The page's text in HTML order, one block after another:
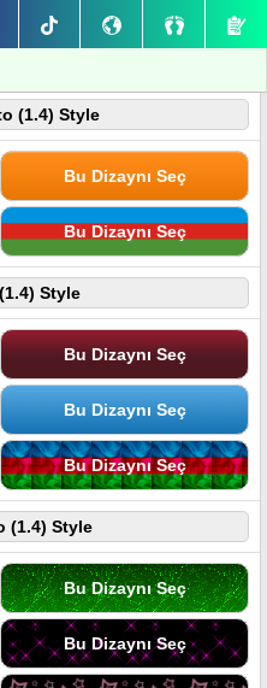
(1.4) Style
Bu Dizaynı Seç
Bu Dizaynı Seç
Style
Bu Dizaynı Seç
Bu Dizaynı Seç
Bu Dizaynı Seç
(1.4) Style
Bu Dizaynı Seç
Bu Dizaynı Seç